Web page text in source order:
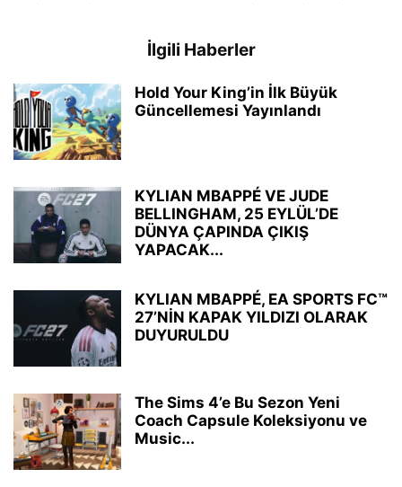
İlgili Haberler
Hold Your King’in İlk Büyük
Güncellemesi Yayınlandı
KYLIAN MBAPPÉ VE JUDE
BELLINGHAM, 25 EYLÜL’DE
DÜNYA ÇAPINDA ÇIKIŞ
YAPACAK...
KYLIAN MBAPPÉ, EA SPORTS FC™
27’NİN KAPAK YILDIZI OLARAK
DUYURULDU
The Sims 4’e Bu Sezon Yeni
Coach Capsule Koleksiyonu ve
Music...